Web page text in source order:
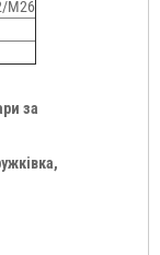
M26
за